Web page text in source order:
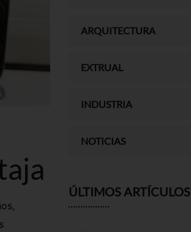
ARQUITECTURA
EXTRUAL
INDUSTRIA
NOTICIAS
ÚLTIMOS ARTÍCULOS